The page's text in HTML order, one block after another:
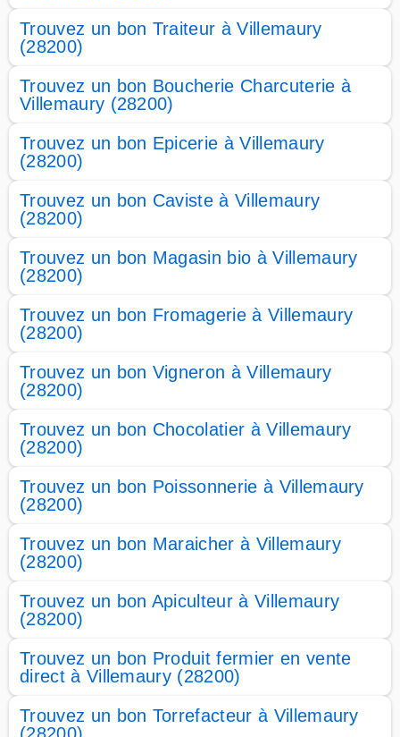
Trouvez un bon Traiteur à Villemaury
(28200)
Trouvez un bon Boucherie Charcuterie à
Villemaury (28200)
Trouvez un bon Epicerie à Villemaury
(28200)
Trouvez un bon Caviste à Villemaury
(28200)
Trouvez un bon Magasin bio à Villemaury
(28200)
Trouvez un bon Fromagerie à Villemaury
(28200)
Trouvez un bon Vigneron à Villemaury
(28200)
Trouvez un bon Chocolatier à Villemaury
(28200)
Trouvez un bon Poissonnerie à Villemaury
(28200)
Trouvez un bon Maraicher à Villemaury
(28200)
Trouvez un bon Apiculteur à Villemaury
(28200)
Trouvez un bon Produit fermier en vente
direct à Villemaury (28200)
Trouvez un bon Torrefacteur à Villemaury